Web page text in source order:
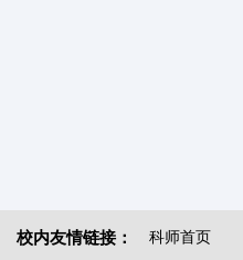
校内友情链接： 科师首页